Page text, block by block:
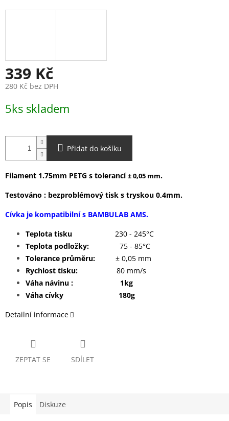
339 Kč
280 Kč bez DPH
cena:
5ks skladem
Přidat do košíku
Filament 1.75mm PETG s tolerancí± 0,05 mm.
Testováno : bezproblémový tisk s tryskou 0,4mm.
Cívka je kompatibilní s BAMBULAB AMS.
Teplota tisku 230 - 245°C
Teplota podložky:
75 - 85°C
Tolerance průměru:
± 0,05 mm
Rychlost tisku:
80 mm/s
Váha návinu : 1kg
Váha cívky 180g
Detailní informace
ZEPTAT SE SDÍLET
Popis Diskuze